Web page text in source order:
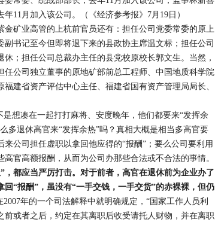
11月加入该公司。（《经济参考报》7月19日）
矿业高管的上杭前官员还有：担任公司党委常委的原上
书记至今但即将退下来的县政协主席温文标；担任公司
；担任公司总裁办主任的县党校原校长郭文生。当然，
任公司独立董事的原地矿部前总工程师、中国地质科学院
建省资产评估中心主任、福建省国有资产管理局局长、
想凑在一起打打麻将、安度晚年，他们都要来“发挥余
多退休高官来“发挥余热”吗？真相大概是相当多高官要
公司担任虚职以拿回他应得的“报酬”；要么公司要利用
官高额报酬，从而为公司办那些合法或不合法的事情。
，都应当严厉打击。对于前者，高官在退休前为企业办了
“报酬”，虽没有“一手交钱，一手交货”的赤裸裸，但仍
2007年的一个司法解释中就明确规定，“国家工作人员利
前或者之后，约定在其离职后收受请托人财物，并在离职